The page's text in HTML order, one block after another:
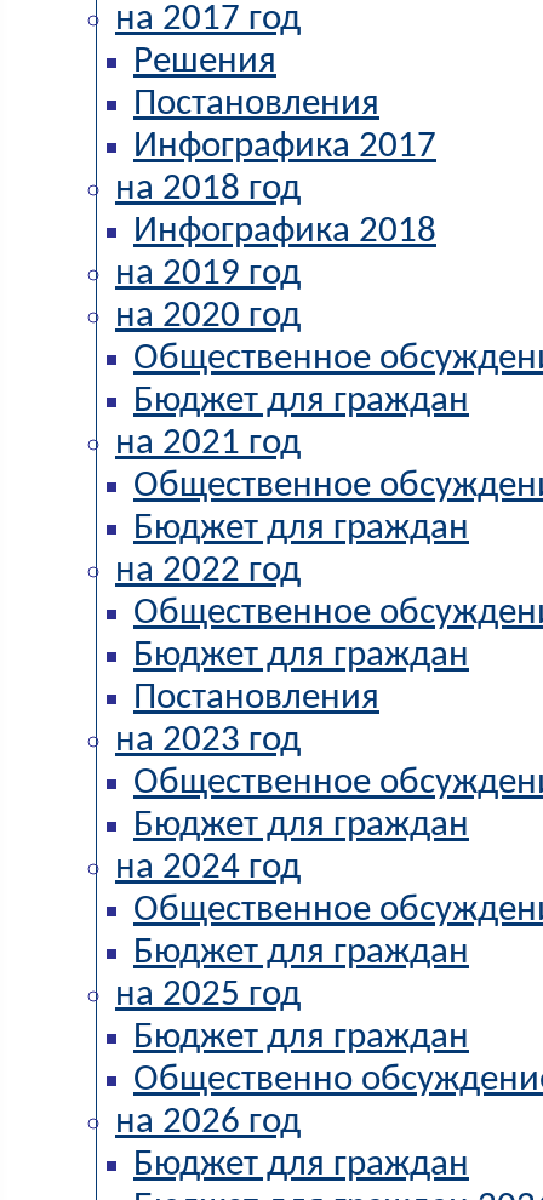
на 2017 год
Решения
Постановления
Инфографика 2017
на 2018 год
Инфографика 2018
на 2019 год
на 2020 год
Общественное
Бюджет для граждан
на 2021 год
Общественное
Бюджет для граждан
на 2022 год
Общественное
Бюджет для граждан
Постановления
на 2023 год
Общественное
Бюджет для граждан
на 2024 год
Общественное
Бюджет для граждан
на 2025 год
Бюджет для граждан
Общественно
на 2026 год
Бюджет для граждан